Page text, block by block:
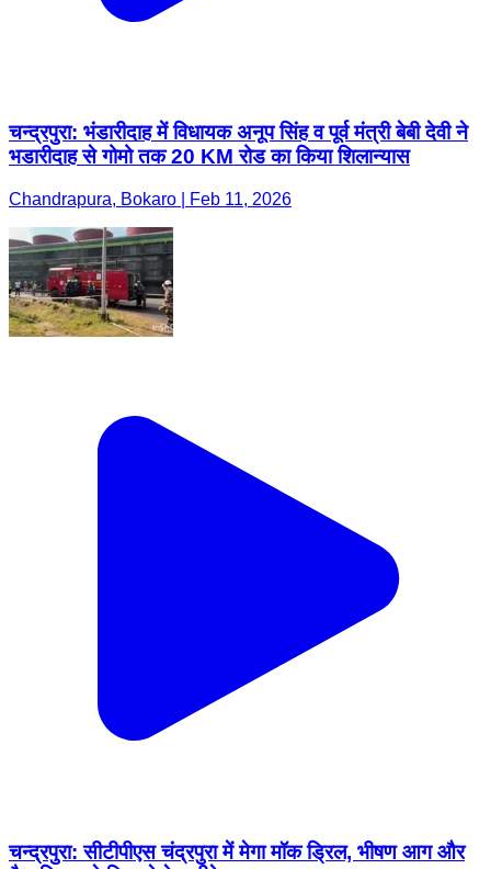
चन्द्रपुरा: भंडारीदाह में विधायक अनूप सिंह व पूर्व मंत्री बेबी देवी ने
भडारीदाह से गोमो तक 20 KM रोड का किया शिलान्यास
Chandrapura, Bokaro | Feb 11, 2026
चन्द्रपुरा: सीटीपीएस चंद्रपुरा में मेगा मॉक ड्रिल, भीषण आग और